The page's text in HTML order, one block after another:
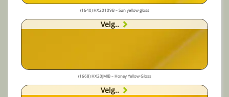
(1640) HX20109B – Sun yellow gloss
Velg..
(1668) HX20JMIB – Honey Yellow Gloss
Velg..